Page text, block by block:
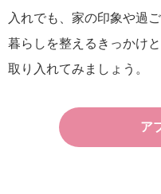
入れでも、家の印象や過
暮らしを整えるきっかけ
取り入れてみましょう。
ア